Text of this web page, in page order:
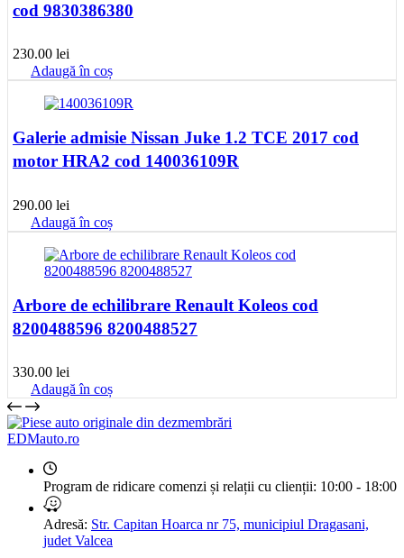
cod 9830386380
230.00 lei
Adaugă în coș
Galerie admisie Nissan Juke 1.2 TCE 2017 cod
motor HRA2 cod 140036109R
290.00 lei
Adaugă în coș
Arbore de echilibrare Renault Koleos cod
8200488596 8200488527
330.00 lei
Adaugă în coș
EDMauto.ro
Program de ridicare comenzi și relații cu clienții: 10:00 - 18:00
Adresă: Str. Capitan Hoarca nr 75, municipiul Dragasani,
judet Valcea